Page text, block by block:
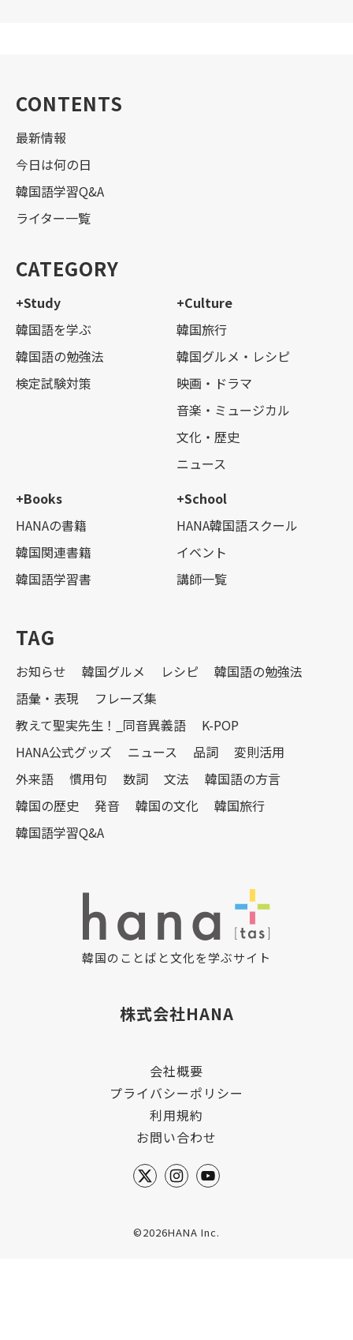
CONTENTS
最新情報
今日は何の日
韓国語学習Q&A
ライター一覧
CATEGORY
+Study
韓国語を学ぶ
韓国語の勉強法
検定試験対策
+Culture
韓国旅行
韓国グルメ・レシピ
映画・ドラマ
音楽・ミュージカル
文化・歴史
ニュース
+Books
HANAの書籍
韓国関連書籍
韓国語学習書
+School
HANA韓国語スクール
イベント
講師一覧
TAG
お知らせ 韓国グルメ レシピ
韓国語の勉強法
語彙・表現
フレーズ集
教えて聖実先生！_同音異義語
K-POP
HANA公式グッズ
ニュース 品詞
変則活用
外来語
慣用句 数詞 文法
韓国語の方言
韓国の歴史
発音 韓国の文化
韓国旅行
韓国語学習Q&A
韓国のことばと文化を学ぶサイト
株式会社HANA
会社概要
プライバシーポリシー
利用規約
お問い合わせ
©2026HANA Inc.